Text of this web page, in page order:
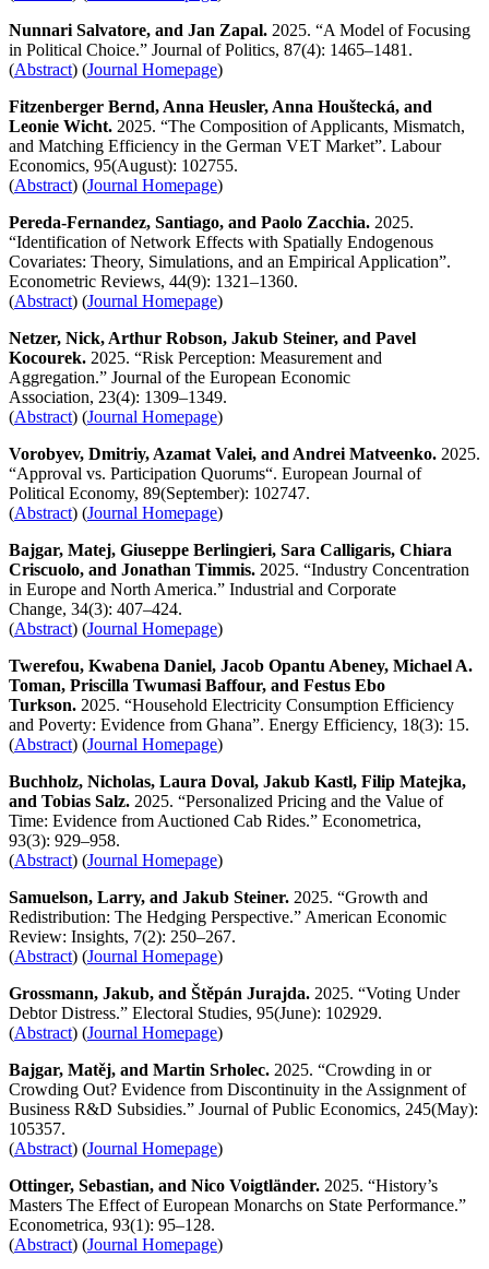
Nunnari Salvatore, and Jan Zapal. 2025. “A Model of Focusing
in Political Choice.” Journal of Politics, 87(4): 1465–1481.
(Abstract) (Journal Homepage)
Fitzenberger Bernd, Anna Heusler, Anna Houštecká, and
Leonie Wicht. 2025. “The Composition of Applicants, Mismatch,
and Matching Efficiency in the German VET Market”. Labour
Economics, 95(August): 102755.
(Abstract) (Journal Homepage)
Pereda-Fernandez, Santiago, and Paolo Zacchia. 2025.
“Identification of Network Effects with Spatially Endogenous
Covariates: Theory, Simulations, and an Empirical Application”.
Econometric Reviews, 44(9): 1321–1360.
(Abstract) (Journal Homepage)
Netzer, Nick, Arthur Robson, Jakub Steiner, and Pavel
Kocourek. 2025. “Risk Perception: Measurement and
Aggregation.” Journal of the European Economic
Association, 23(4): 1309–1349.
(Abstract) (Journal Homepage)
Vorobyev, Dmitriy, Azamat Valei, and Andrei Matveenko. 2025.
“Approval vs. Participation Quorums“. European Journal of
Political Economy, 89(September): 102747.
(Abstract) (Journal Homepage)
Bajgar, Matej, Giuseppe Berlingieri, Sara Calligaris, Chiara
Criscuolo, and Jonathan Timmis. 2025. “Industry Concentration
in Europe and North America.” Industrial and Corporate
Change, 34(3): 407–424.
(Abstract) (Journal Homepage)
Twerefou, Kwabena Daniel, Jacob Opantu Abeney, Michael A.
Toman, Priscilla Twumasi Baffour, and Festus Ebo
Turkson. 2025. “Household Electricity Consumption Efficiency
and Poverty: Evidence from Ghana”. Energy Efficiency, 18(3): 15.
(Abstract) (Journal Homepage)
Buchholz, Nicholas, Laura Doval, Jakub Kastl, Filip Matejka,
and Tobias Salz. 2025. “Personalized Pricing and the Value of
Time: Evidence from Auctioned Cab Rides.” Econometrica,
93(3): 929–958.
(Abstract) (Journal Homepage)
Samuelson, Larry, and Jakub Steiner. 2025. “Growth and
Redistribution: The Hedging Perspective.” American Economic
Review: Insights, 7(2): 250–267.
(Abstract) (Journal Homepage)
Grossmann, Jakub, and Štěpán Jurajda. 2025. “Voting Under
Debtor Distress.” Electoral Studies, 95(June): 102929.
(Abstract) (Journal Homepage)
Bajgar, Matěj, and Martin Srholec. 2025. “Crowding in or
Crowding Out? Evidence from Discontinuity in the Assignment of
Business R&D Subsidies.” Journal of Public Economics, 245(May):
105357.
(Abstract) (Journal Homepage)
Ottinger, Sebastian, and Nico Voigtländer. 2025. “History’s
Masters The Effect of European Monarchs on State Performance.”
Econometrica, 93(1): 95–128.
(Abstract) (Journal Homepage)